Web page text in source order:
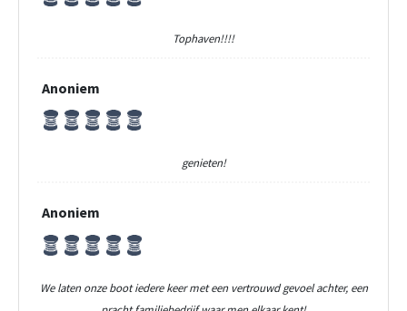
Tophaven!!!!
Anoniem
genieten!
Anoniem
We laten onze boot iedere keer met een vertrouwd gevoel achter, een